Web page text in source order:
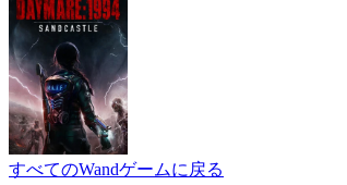
すべてのWandゲームに戻る